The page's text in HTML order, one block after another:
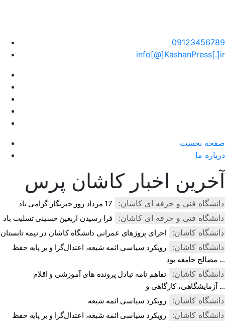
09123456789
info[@]KashanPress[.]ir
صفحه نخست
درباره ما
آخرین اخبار کاشان پرس
دانشگاه فنی و حرفه ای کاشان: 17 مرداد روز خبرنگار گرامی باد
دانشگاه فنی و حرفه ای کاشان: فرا رسیدن اربعین حسینی تسلیت باد
دانشگاه کاشان: اجرای پروژهای عمرانی دانشگاه کاشان در نیمه تابستان
دانشگاه کاشان:
رویکرد سیاسی ائمه شیعه، اعتدال‌گرا و بر پایه حفظ
مصالح جامعه بود ...
دانشگاه کاشان:
تفاهم نامه تبادل پرونده‌ های آموزشی و اقلام
آزمایشگاهی، کارگاهی و ...
دانشگاه کاشان: رویکرد سیاسی ائمه شیعه
دانشگاه کاشان:
رویکرد سیاسی ائمه شیعه، اعتدال‌گرا و بر پایه حفظ